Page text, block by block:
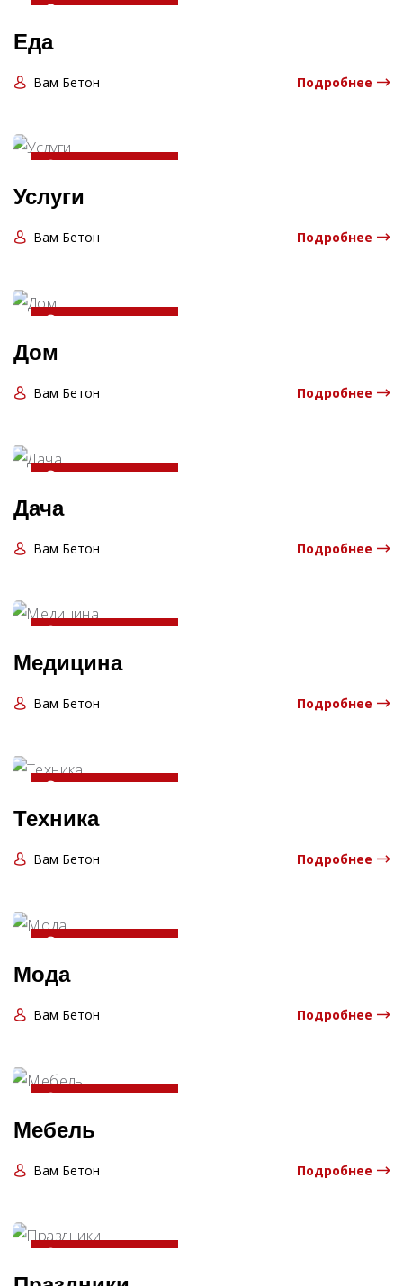
20-04-2025 13:06:00
Еда
Вам Бетон Подробнее
20-04-2025 13:06:00
Услуги
Вам Бетон Подробнее
20-04-2025 13:06:00
Дом
Вам Бетон Подробнее
20-04-2025 13:06:00
Дача
Вам Бетон Подробнее
20-04-2025 13:06:00
Медицина
Вам Бетон Подробнее
20-04-2025 13:06:00
Техника
Вам Бетон Подробнее
20-04-2025 13:06:00
Мода
Вам Бетон Подробнее
20-04-2025 13:06:00
Мебель
Вам Бетон Подробнее
20-04-2025 13:06:00